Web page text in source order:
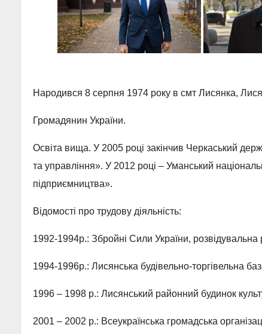
Народився 8 серпня 1974 року в смт Лисянка,
Громадянин України.
Освіта вища. У 2005 році закінчив Черкаський
та управління». У 2012 році – Уманський
підприємництва».
Відомості про трудову діяльність:
1992-1994р.: Збройні Сили України,
1994-1996р.: Лисянська будівельно-торгівельна
1996 – 1998 р.: Лисянський районний будинок
2001 – 2002 р.: Всеукраїнська громадська